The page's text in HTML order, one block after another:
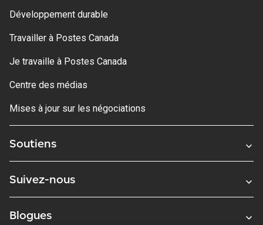
Développement durable
Travailler à Postes Canada
Je travaille à Postes Canada
Centre des médias
Mises à jour sur les négociations
Soutiens
Suivez-nous
Blogues